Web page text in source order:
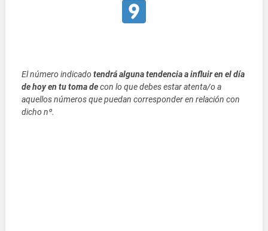
El número indicadotendrá alguna tendencia a influir en el día
de hoy en tu toma decon lo que debes estar atenta/o a
aquellos números que puedan corresponder en relación con
dicho nº.